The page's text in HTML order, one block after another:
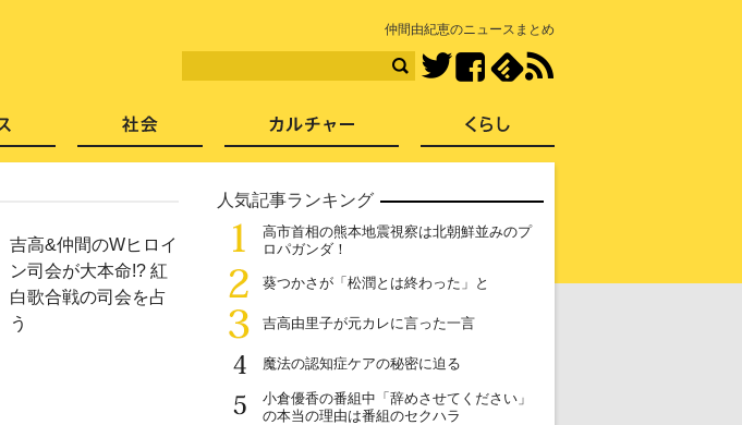
仲間由紀恵のニュースまとめ
TwitterFacebook
吉高&仲間のWヒロイ
ン司会が大本命!? 紅
白歌合戦の司会を占
う
人気記事ランキング
1
高市首相の熊本地震視察は北朝鮮並みのプ
ロパガンダ！
2
葵つかさが「松潤とは終わった」と
3
吉高由里子が元カレに言った一言
4
魔法の認知症ケアの秘密に迫る
5
小倉優香の番組中「辞めさせてください」
の本当の理由は番組のセクハラ
スキャンダル 社会